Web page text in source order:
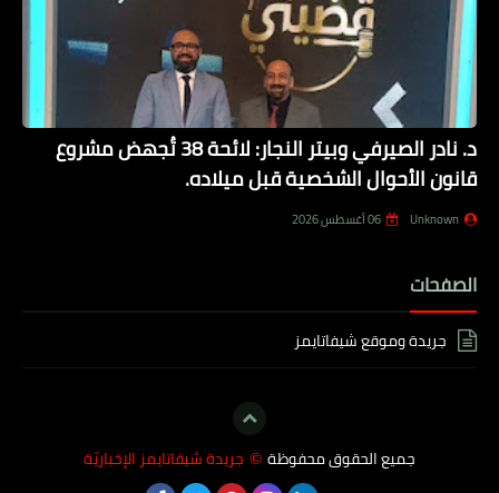
د. نادر الصيرفي وبيتر النجار: لائحة 38 تُجهض مشروع
قانون الأحوال الشخصية قبل ميلاده.
Unknown 06 أغسطس 2026
الصفحات
جريدة وموقع شيفاتايمز
جميع الحقوق محفوظة © جريدة شيفاتايمز الإخباريّة